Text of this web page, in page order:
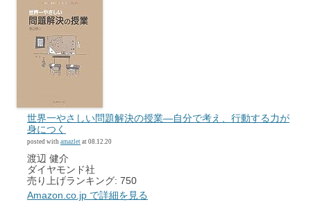
世界一やさしい問題解決の授業―自分で考え、行動する力が
身につく
posted with amazlet at 08.12.20
渡辺 健介
ダイヤモンド社
売り上げランキング: 750
Amazon.co.jp で詳細を見る